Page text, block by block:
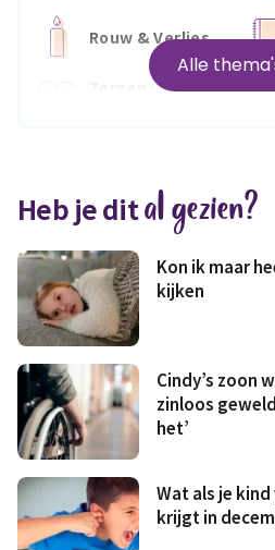
Rouw & Verlies
Zorgen voor
Geld & wetten
Alle
Heb je dital gezien?
Kon ik maar
kijken
Cindy’s zoon
zinloos
het’
Wat als je
krijgt in